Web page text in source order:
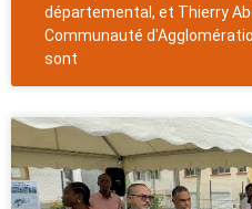
départemental, et Thierry
Communauté
sont